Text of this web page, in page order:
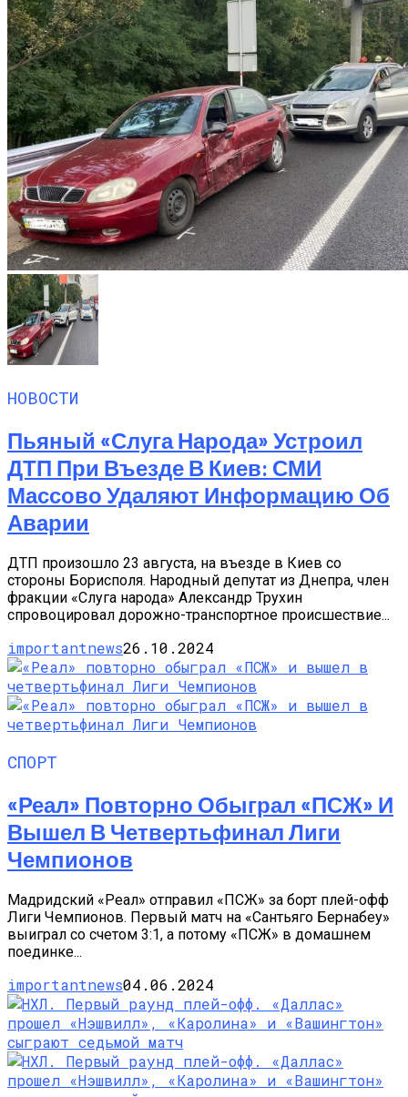
НОВОСТИ
Пьяный «слуга Народа» Устроил
ДТП При Въезде В Киев: СМИ
Массово Удаляют Информацию Об
Аварии
ДТП произошло 23 августа, на въезде в Киев со
стороны Борисполя. Народный депутат из Днепра, член
фракции «Слуга народа» Александр Трухин
спровоцировал дорожно-транспортное происшествие...
importantnews26.10.2024
СПОРТ
«Реал» Повторно Обыграл «ПСЖ» И
Вышел В Четвертьфинал Лиги
Чемпионов
Мадридский «Реал» отправил «ПСЖ» за борт плей-офф
Лиги Чемпионов. Первый матч на «Сантьяго Бернабеу»
выиграл со счетом 3:1, а потому «ПСЖ» в домашнем
поединке...
importantnews04.06.2024